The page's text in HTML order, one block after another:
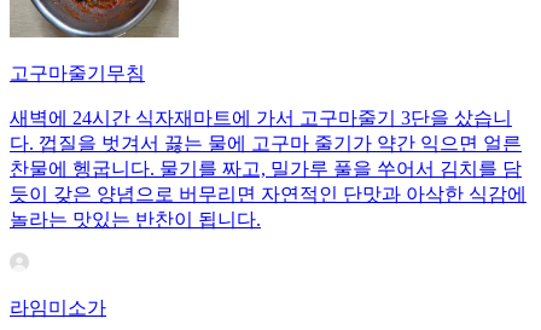
고구마줄기무침
새벽에 24시간 식자재마트에 가서 고구마줄기 3단을 샀습니
다. 껍질을 벗겨서 끓는 물에 고구마 줄기가 약간 익으면 얼른
찬물에 헹굽니다. 물기를 짜고, 밀가루 풀을 쑤어서 김치를 담
듯이 갖은 양념으로 버무리면 자연적인 단맛과 아삭한 식감에
놀라는 맛있는 반찬이 됩니다.
라임미소가